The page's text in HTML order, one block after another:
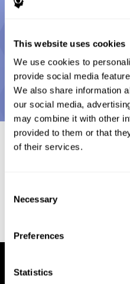
This website uses cookies
We use cookies to
provide social media
We also share information
our social media,
may combine it with other
provided to them or that
of their services.
Selection
Necessary
Preferences
Statistics
Posner, M.I.;
orienting". In Bouma, H.;